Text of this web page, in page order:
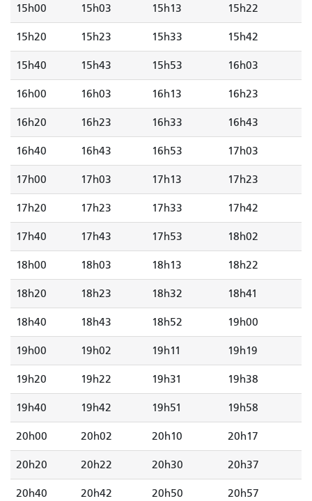
15h00 15h03 15h13 15h22
15h20 15h23 15h33 15h42
15h40 15h43 15h53 16h03
16h00 16h03 16h13 16h23
16h20 16h23 16h33 16h43
16h40 16h43 16h53 17h03
17h00 17h03 17h13 17h23
17h20 17h23 17h33 17h42
17h40 17h43 17h53 18h02
18h00 18h03 18h13 18h22
18h20 18h23 18h32 18h41
18h40 18h43 18h52 19h00
19h00 19h02 19h11 19h19
19h20 19h22 19h31 19h38
19h40 19h42 19h51 19h58
20h00 20h02 20h10 20h17
20h20 20h22 20h30 20h37
20h40 20h42 20h50 20h57